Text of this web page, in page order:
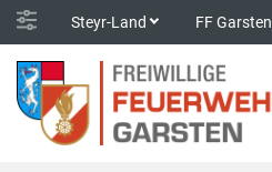
Steyr-Land FF Garsten